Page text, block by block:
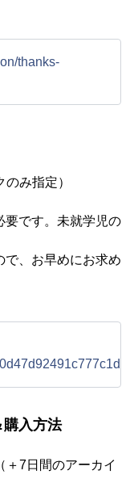
thanks-
み指定）
です。未就学児の
、お早めにお求め
入方法
7日間のアーカイ